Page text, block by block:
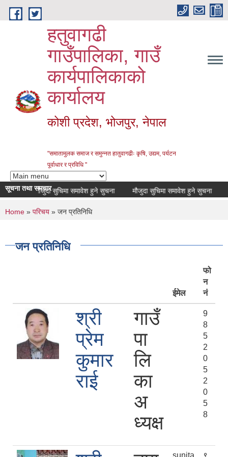
Skip to main content
हतुवागढी
गाउँपालिका, गाउँ
कार्यपालिकाको
कार्यालय
कोशी प्रदेश, भोजपुर, नेपाल
"समातामुलक समाज र समुन्नत हातुवागढीः कृषि, उद्यम, पर्यटन
पूर्वाधार र प्रविधि "
सूचना तथा समचार
मौजुदा सुचिमा समावेश हुने सुचना मौजुदा सुचिमा समावेश हुने सुचना
You are here
Home » परिचय » जन प्रतिनिधि
जन प्रतिनिधि
ईमेल
फो
न
नं
श्री
प्रेम
कुमार
राई
गाउँ
पा
लि
का
अ
ध्यक्ष
9
8
5
2
0
5
2
0
5
8